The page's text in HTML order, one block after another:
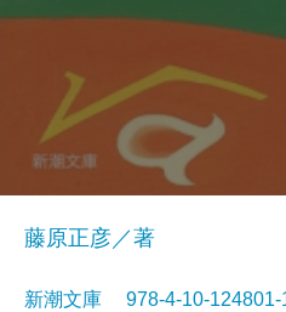
藤原正彦／著
新潮文庫 978-4-10-